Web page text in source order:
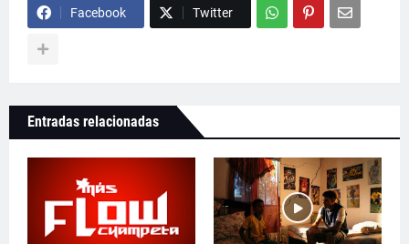
Facebook Twitter
Entradas relacionadas